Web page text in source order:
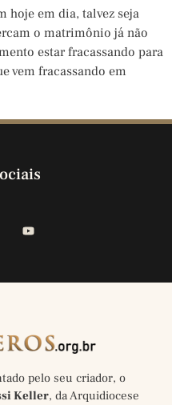
hoje em dia, talvez seja
o matrimônio já não
estar fracassando para
vem fracassando em
pelo seu criador, o
Keller, da Arquidiocese